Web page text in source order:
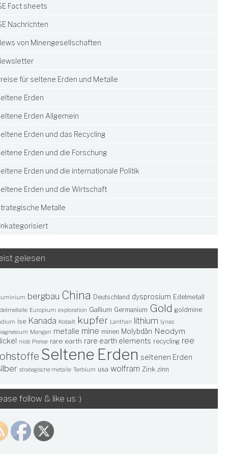
Fact sheets
Nachrichten
von Minengesellschaften
für seltene Erden und Metalle
Erden
Erden Allgemein
Erden und das Recycling
Erden und die Forschung
Erden und die internationale Politik
Erden und die Wirtschaft
Metalle
gelesen
bergbau China Deutschland dysprosium Edelmetall
Europium exploration Gallium Germanium Gold goldmine
ise Kanada Kobalt kupfer Lanthan lithium lynas
Mangan metalle mine minen Molybdän Neodym
niob Preise rare earth rare earth elements recycling ree
Seltene Erden seltenen Erden
strategische metalle Terbium usa wolfram Zink zinn
follow & like us :)